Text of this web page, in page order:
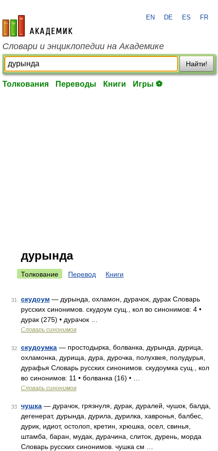
academic.ru
EN DE ES FR
Словари и энциклопедии на Академике
Найти!
Толкования Переводы Книги Игры ⚽
дурында
Толкование Перевод Книги
31 скудоум — дурында, охламон, дурачок, дурак Словарь
русских синонимов. скудоум сущ., кол во синонимов: 4 •
дурак (275) • дурачок …
Словарь синонимов
32 скудоумка — простодырка, болванка, дурында, дурица,
охламонка, дурища, дура, дурочка, полухвея, полудурья,
дурафья Словарь русских синонимов. скудоумка сущ., кол
во синонимов: 11 • болванка (16) • …
Словарь синонимов
33 чушка — дурачок, грязнуля, дурак, дуралей, чушок, балда,
дегенерат, дурында, дурила, дурилка, хавронья, балбес,
дурик, идиот, остолоп, кретин, хрюшка, осел, свинья,
штамба, баран, мудак, дурачина, слиток, дурень, морда
Словарь русских синонимов. чушка см …